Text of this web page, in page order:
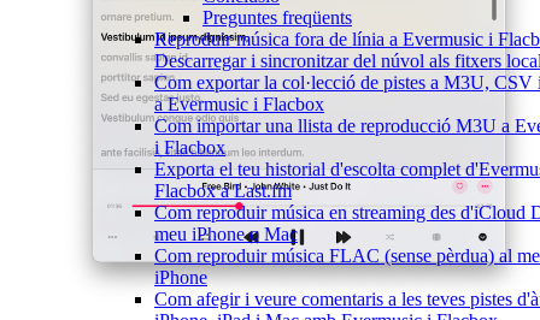
Preguntes freqüents
Reproduir música fora de línia a Evermusic i
Descarregar i sincronitzar del núvol als fitxers
Com exportar la col·lecció de pistes a M3U,
a Evermusic i Flacbox
Com importar una llista de reproducció M3U a
i Flacbox
Exporta el teu historial d'escolta complet
Flacbox a Last.fm
Com reproduir música en streaming des d'iCloud
meu iPhone o Mac
Com reproduir música FLAC (sense pèrdua) al
iPhone
Com afegir i veure comentaris a les teves pistes